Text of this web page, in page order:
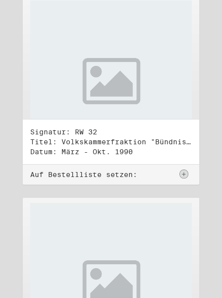
Signatur: RW 32
Titel: Volkskammerfraktion "Bündnis 90/Grüne" (4)
Datum: März - Okt. 1990
Auf Bestellliste setzen: